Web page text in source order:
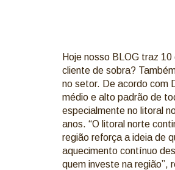
Hoje nosso BLOG traz
cliente de sobra?
no setor. De acordo com
médio e alto padrão de
especialmente no litoral
anos. “O litoral norte
região reforça a ideia de
aquecimento contínuo
quem investe na região”,